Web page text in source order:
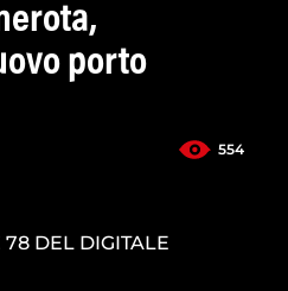
porto
554
DEL DIGITALE